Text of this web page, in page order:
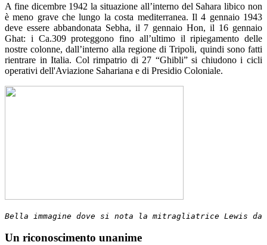
A fine dicembre 1942 la situazione all’interno del Sahara libico non
è meno grave che lungo la costa mediterranea. Il 4 gennaio 1943
deve essere abbandonata Sebha, il 7 gennaio Hon, il 16 gennaio
Ghat: i Ca.309 proteggono fino all’ultimo il ripiegamento delle
nostre colonne, dall’interno alla regione di Tripoli, quindi sono fatti
rientrare in Italia. Col rimpatrio di 27 “Ghibli” si chiudono i cicli
operativi dell'Aviazione Sahariana e di Presidio Coloniale.
Bella immagine dove si nota la mitragliatrice Lewis da
Un riconoscimento unanime